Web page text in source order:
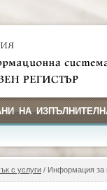
НА
с услуги / Информация за